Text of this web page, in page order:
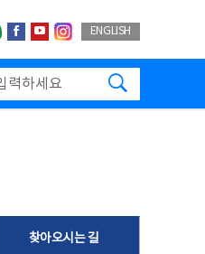
네이버블로그
페이스북
유투브인스타그랩
ENGLISH
찾아오시는 길